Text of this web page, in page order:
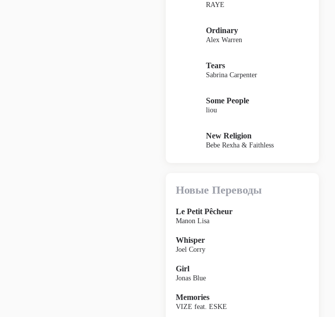
RAYE
Ordinary
Alex Warren
Tears
Sabrina Carpenter
Some People
liou
New Religion
Bebe Rexha & Faithless
Новые Переводы
Le Petit Pêcheur
Manon Lisa
Whisper
Joel Corry
Girl
Jonas Blue
Memories
VIZE feat. ESKE